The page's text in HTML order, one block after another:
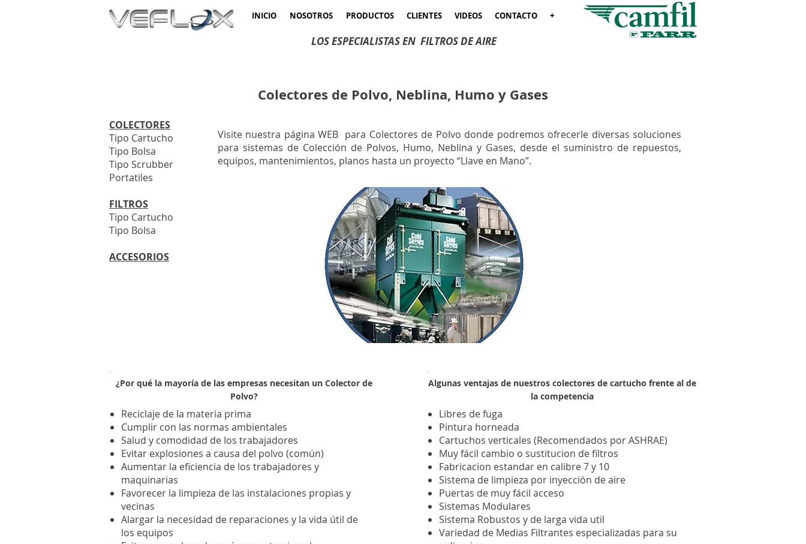
INICIO NOSOTROS PRODUCTOS CLIENTES VIDEOS CONTACTO +
LOS ESPECIALISTAS EN FILTROS DE AIRE
COLECTORES
Tipo Cartucho
Tipo Bolsa
Tipo Scrubber
Portatiles
FILTROS
Tipo Cartucho
Tipo Bolsa
ACCESORIOS
Colectores de Polvo, Neblina, Humo y Gases
Visite nuestra página WEB para Colectores de Polvo donde podremos ofrecerle diversas soluciones
para sistemas de Colección de Polvos, Humo, Neblina y Gases, desde el suministro de repuestos,
equipos, mantenimientos, planos hasta un proyecto “Llave en Mano”.
¿Por qué la mayoría de las empresas necesitan un Colector de
Polvo?
Reciclaje de la materia prima
Cumplir con las normas ambientales
Salud y comodidad de los trabajadores
Evitar explosiones a causa del polvo (común)
Aumentar la eficiencia de los trabajadores y
maquinarias
Favorecer la limpieza de las instalaciones propias y
vecinas
Alargar la necesidad de reparaciones y la vida útil de
los equipos
Algunas ventajas de nuestros colectores de cartucho frente al de
la competencia
Libres de fuga
Pintura horneada
Cartuchos verticales (Recomendados por ASHRAE)
Muy fácil cambio o sustitucion de filtros
Fabricacion estandar en calibre 7 y 10
Sistema de limpieza por inyección de aire
Puertas de muy fácil acceso
Sistemas Modulares
Sistema Robustos y de larga vida util
Variedad de Medias Filtrantes especializadas para su